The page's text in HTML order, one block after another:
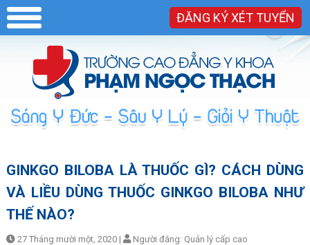
ĐĂNG KÝ XÉT TUYỂN
GINKGO BILOBA LÀ THUỐC GÌ? CÁCH DÙNG
VÀ LIỀU DÙNG THUỐC GINKGO BILOBA NHƯ
THẾ NÀO?
27 Tháng mười một, 2020 | Người đăng: Quản lý cấp cao